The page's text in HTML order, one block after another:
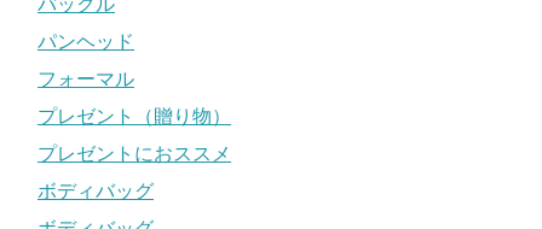
バックル
パンヘッド
フォーマル
プレゼント（贈り物）
プレゼントにおススメ
ボディバッグ